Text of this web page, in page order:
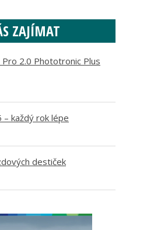
ZAJÍMAT
Pro 2.0 Phototronic Plus
každý rok lépe
destiček